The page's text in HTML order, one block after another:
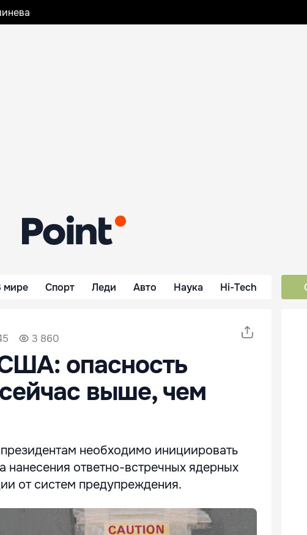
мире Спорт Леди Авто Наука Hi-Tech
3 860
опасность
выше, чем
необходимо инициировать
нанесения ответно-встречных ядерных
от систем предупреждения.